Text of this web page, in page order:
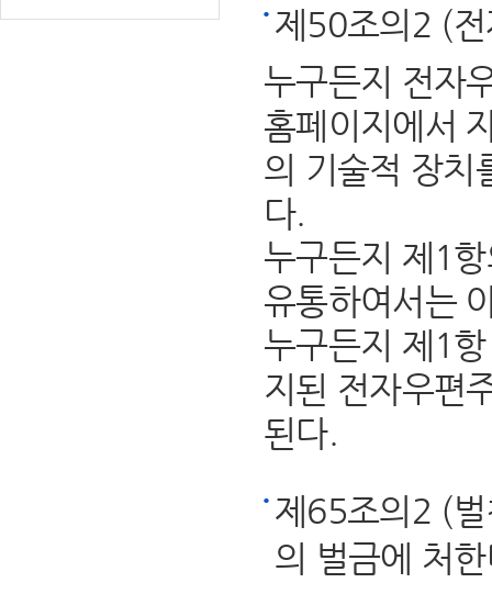
제50조의2 (
누구든지 전자
홈페이지에서
의 기술적 장치
다.
누구든지 제1
유통하여서는
누구든지 제1
지된 전자우편
된다.
제65조의2 (
의 벌금에 처